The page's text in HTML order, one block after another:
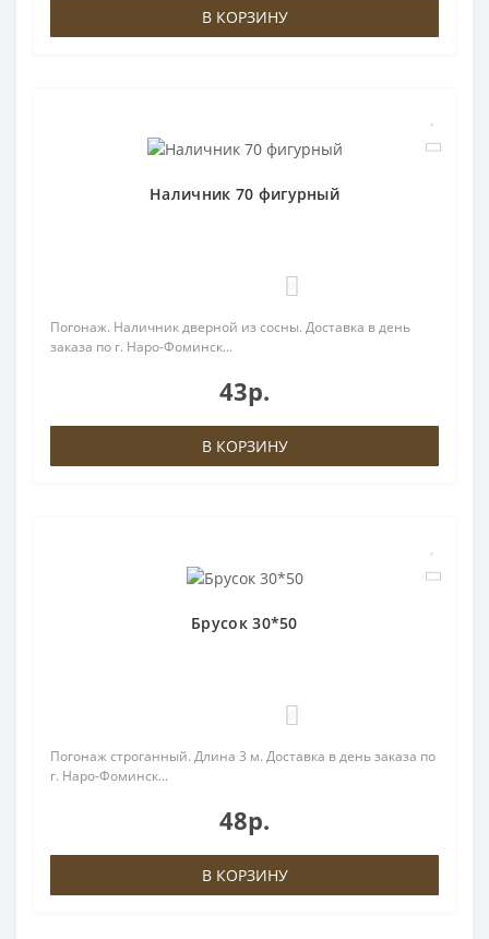
В КОРЗИНУ
Наличник 70 фигурный
Погонаж. Наличник дверной из сосны. Доставка в день
заказа по г. Наро-Фоминск...
43р.
В КОРЗИНУ
Брусок 30*50
Погонаж строганный. Длина 3 м. Доставка в день заказа по
г. Наро-Фоминск...
48р.
В КОРЗИНУ